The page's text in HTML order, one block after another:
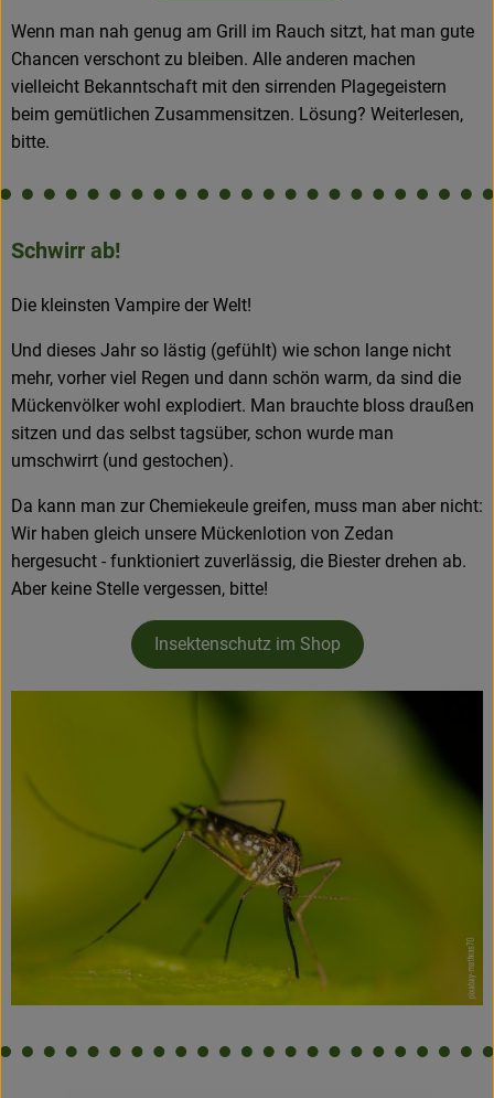
Wenn man nah genug am Grill im Rauch sitzt, hat man gute
Chancen verschont zu bleiben. Alle anderen machen
vielleicht Bekanntschaft mit den sirrenden Plagegeistern
beim gemütlichen Zusammensitzen. Lösung? Weiterlesen,
bitte.
Schwirr ab!
Die kleinsten Vampire der Welt!
Und dieses Jahr so lästig (gefühlt) wie schon lange nicht
mehr, vorher viel Regen und dann schön warm, da sind die
Mückenvölker wohl explodiert. Man brauchte bloss draußen
sitzen und das selbst tagsüber, schon wurde man
umschwirrt (und gestochen).
Da kann man zur Chemiekeule greifen, muss man aber nicht:
Wir haben gleich unsere Mückenlotion von Zedan
hergesucht - funktioniert zuverlässig, die Biester drehen ab.
Aber keine Stelle vergessen, bitte!
Insektenschutz im Shop